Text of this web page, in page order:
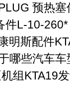
预热塞
件L-10-260*
明斯配件
哪些汽车车
组KTA19